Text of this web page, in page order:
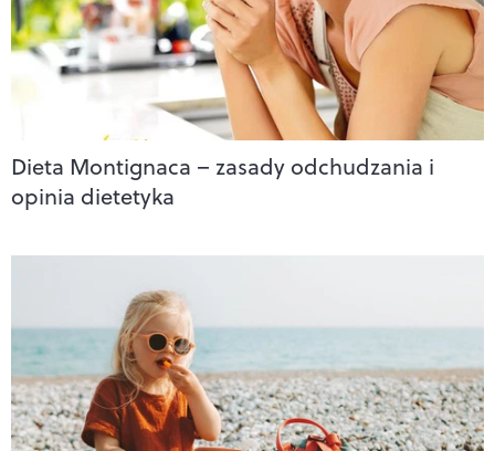
Dieta Montignaca – zasady odchudzania i
opinia dietetyka